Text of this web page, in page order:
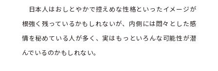
日本人はおしとやかで控えめな性格といったイメージが
根強く残っているかもしれないが、内側には悶々とした感
情を秘めている人が多く、実はもっといろんな可能性が潜
んでいるのかもしれない。